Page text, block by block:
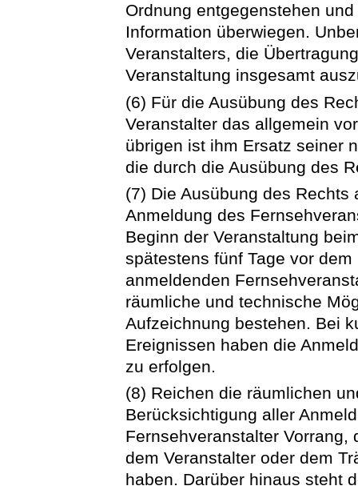
Ordnung entgegenstehen
Information überwiegen.
Veranstalters, die
Veranstaltung insgesamt
(6) Für die Ausübung des
Veranstalter das allgemein
übrigen ist ihm Ersatz seiner
die durch die Ausübung des
(7) Die Ausübung des
Anmeldung des
Beginn der Veranstaltung
spätestens fünf Tage vor
anmeldenden
räumliche und technische
Aufzeichnung bestehen. Bei
Ereignissen haben die
zu erfolgen.
(8) Reichen die räumlichen
Berücksichtigung aller
Fernsehveranstalter Vorrang,
dem Veranstalter oder dem
haben. Darüber hinaus steht